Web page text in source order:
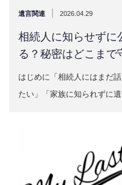
遺言関連 2026.04.29
相続人に知らせずに
る？秘密はどこまで
はじめに「相続人にはまだ
たい」「家族に知られずに